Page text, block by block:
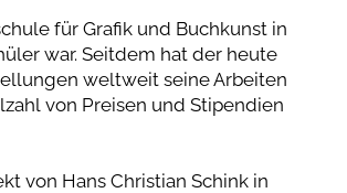
für Grafik und Buchkunst in
war. Seitdem hat der heute
weltweit seine Arbeiten
von Preisen und Stipendien
von Hans Christian Schink in